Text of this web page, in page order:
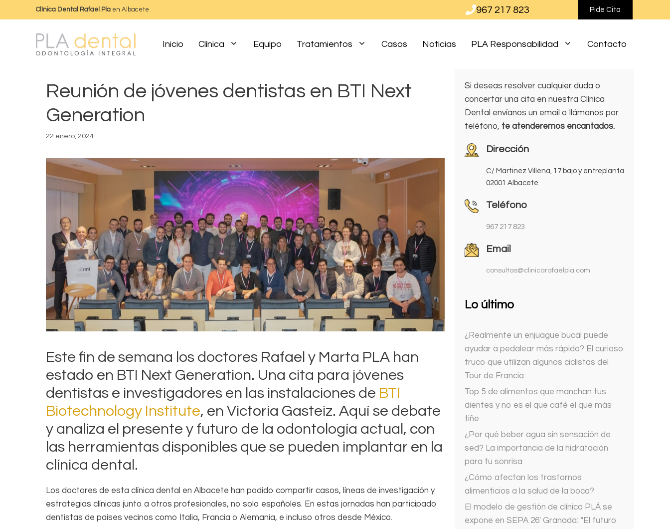
Clínica Dental Rafael Pla en Albacete 967 217 823 Pide Cita
Inicio Clínica Equipo Tratamientos Casos Noticias PLA Responsabilidad Contacto
Reunión de jóvenes dentistas en BTI Next
Generation
22 enero, 2024
Este fin de semana los doctores Rafael y Marta PLA han
estado en BTI Next Generation. Una cita para jóvenes
dentistas e investigadores en las instalaciones de BTI
Biotechnology Institute, en Victoria Gasteiz. Aquí se debate
y analiza el presente y futuro de la odontología actual, con
las herramientas disponibles que se pueden implantar en la
clínica dental.
Los doctores de esta clínica dental en Albacete han podido compartir casos, líneas de investigación y
estrategias clínicas junto a otros profesionales, no solo españoles. En estas jornadas han participado
dentistas de países vecinos como Italia, Francia o Alemania, e incluso otros desde México.
Si deseas resolver cualquier duda o
concertar una cita en nuestra Clínica
Dental envíanos un email o llámanos por
teléfono, te atenderemos encantados.
Dirección
C/ Martinez Villena, 17 bajo y entreplanta
02001 Albacete
Teléfono
967 217 823
Email
consultas@clinicarafaelpla.com
Lo último
¿Realmente un enjuague bucal puede
ayudar a pedalear más rápido? El curioso
truco que utilizan algunos ciclistas del
Tour de Francia
Top 5 de alimentos que manchan tus
dientes y no es el que café el que más
tiñe
¿Por qué beber agua sin sensación de
sed? La importancia de la hidratación
para tu sonrisa
¿Cómo afectan los trastornos
alimenticios a la salud de la boca?
El modelo de gestión de clínica PLÁ se
expone en SEPA 26′ Granada: “El futuro